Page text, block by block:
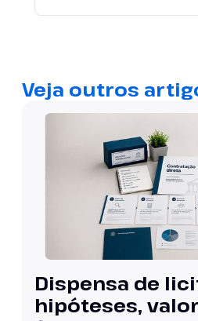
Veja outros
Dispensa de
hipóteses,